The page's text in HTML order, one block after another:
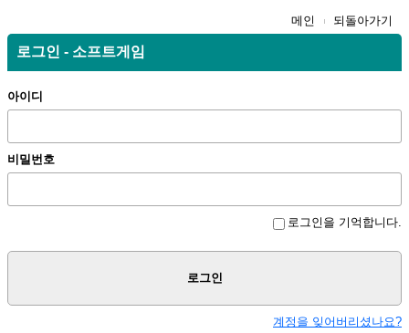
메인 되돌아가기
로그인 - 소프트게임
아이디
비밀번호
로그인을 기억합니다.
로그인
계정을 잊어버리셨나요?